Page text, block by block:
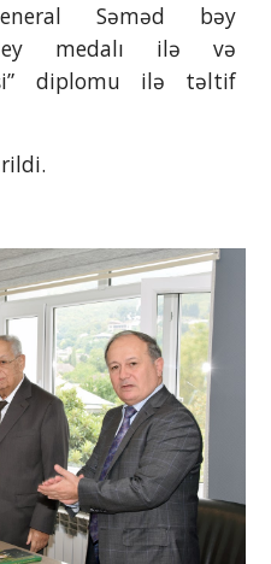
Səməd bəy
medalı ilə və
diplomu ilə təltif